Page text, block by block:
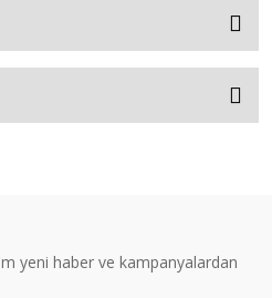
yeni haber ve kampanyalardan